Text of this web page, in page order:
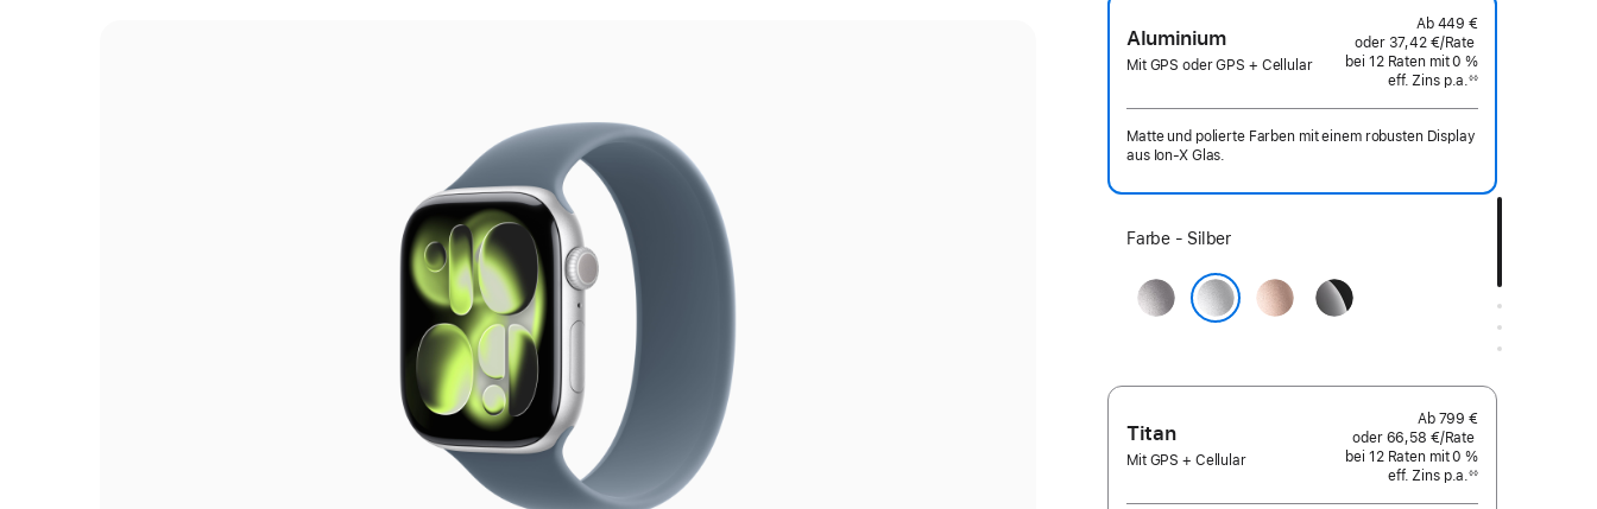
Aluminium
Mit GPS oder GPS + Cellular
Ab 449 €
oder 37,42 €/Rate
bei 12 RatenRaten
mit 0 %
eff. Zins p.a.eff.
◊◊
Matte und polierte Farben mit einem robusten Display
aus Ion‑X Glas.
Wähle
Farbe:
Farbe - Silber
Space Grau RoségoldDiamantschwarz
Titan
Mit GPS + Cellular
Ab 799 €
oder 66,58 €/Rate
bei 12 RatenRaten
mit 0 %
eff. Zins p.a.eff.
◊◊